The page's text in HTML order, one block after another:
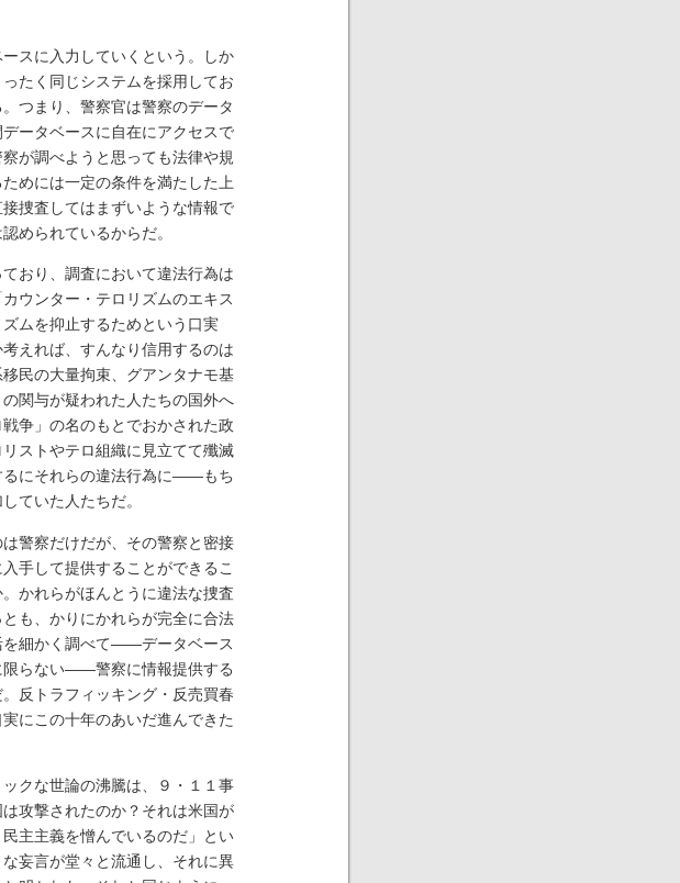
スに入力していくという。しか
たく同じシステムを採用してお
つまり、警察官は警察のデータ
ータベースに自在にアクセスで
が調べようと思っても法律や規
めには一定の条件を満たした上
捜査してはまずいような情報で
められているからだ。
おり、調査において違法行為は
ウンター・テロリズムのエキス
ムを抑止するためという口実
えれば、すんなり信用するのは
民の大量拘束、グアンタナモ基
関与が疑われた人たちの国外へ
争」の名のもとでおかされた政
ストやテロ組織に見立てて殲滅
るにそれらの違法行為に――もち
ていた人たちだ。
警察だけだが、その警察と密接
手して提供することができるこ
かれらがほんとうに違法な捜査
も、かりにかれらが完全に合法
を細かく調べて――データベース
限らない――警察に情報提供する
反トラフィッキング・反売買春
にこの十年のあいだ進んできた
クな世論の沸騰は、９・１１事
攻撃されたのか？それは米国が
主主義を憎んでいるのだ」とい
妄言が堂々と流通し、それに異